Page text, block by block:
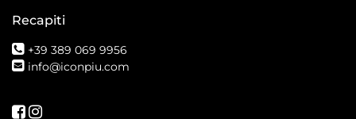
Recapiti
+39 389 069 9956
info@iconpiu.com
Seguici su Facebook
Seguici su Instagram